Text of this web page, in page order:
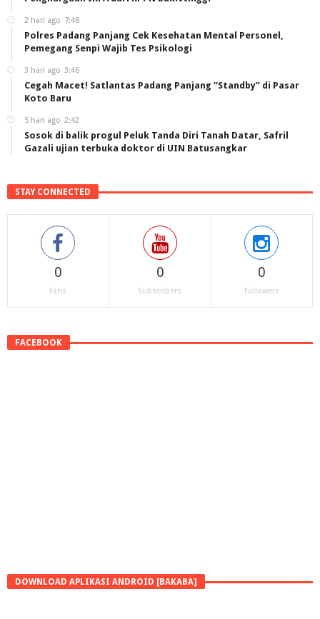
2 hari ago 7:48
Polres Padang Panjang Cek Kesehatan Mental Personel,
Pemegang Senpi Wajib Tes Psikologi
3 hari ago 3:46
Cegah Macet! Satlantas Padang Panjang “Standby” di Pasar
Koto Baru
5 hari ago 2:42
Sosok di balik progul Peluk Tanda Diri Tanah Datar, Safril
Gazali ujian terbuka doktor di UIN Batusangkar
STAY CONNECTED
0
Fans
0
Subscribers
0
Followers
FACEBOOK
DOWNLOAD APLIKASI ANDROID [BAKABA]